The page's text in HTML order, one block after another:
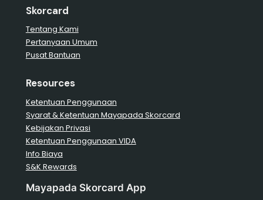
Skorcard
Tentang Kami
Pertanyaan Umum
Pusat Bantuan
Resources
Ketentuan Penggunaan
Syarat & Ketentuan Mayapada Skorcard
Kebijakan Privasi
Ketentuan Penggunaan VIDA
Info Biaya
S&K Rewards
Mayapada Skorcard App